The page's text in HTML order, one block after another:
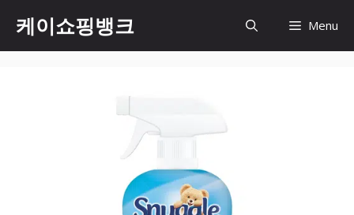
content
케이쇼핑뱅크 Menu